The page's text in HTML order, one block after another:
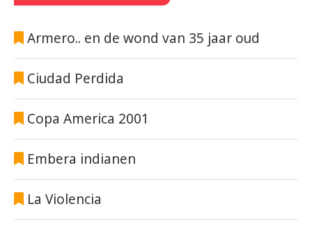
Armero.. en de wond van 35 jaar oud
Ciudad Perdida
Copa America 2001
Embera indianen
La Violencia